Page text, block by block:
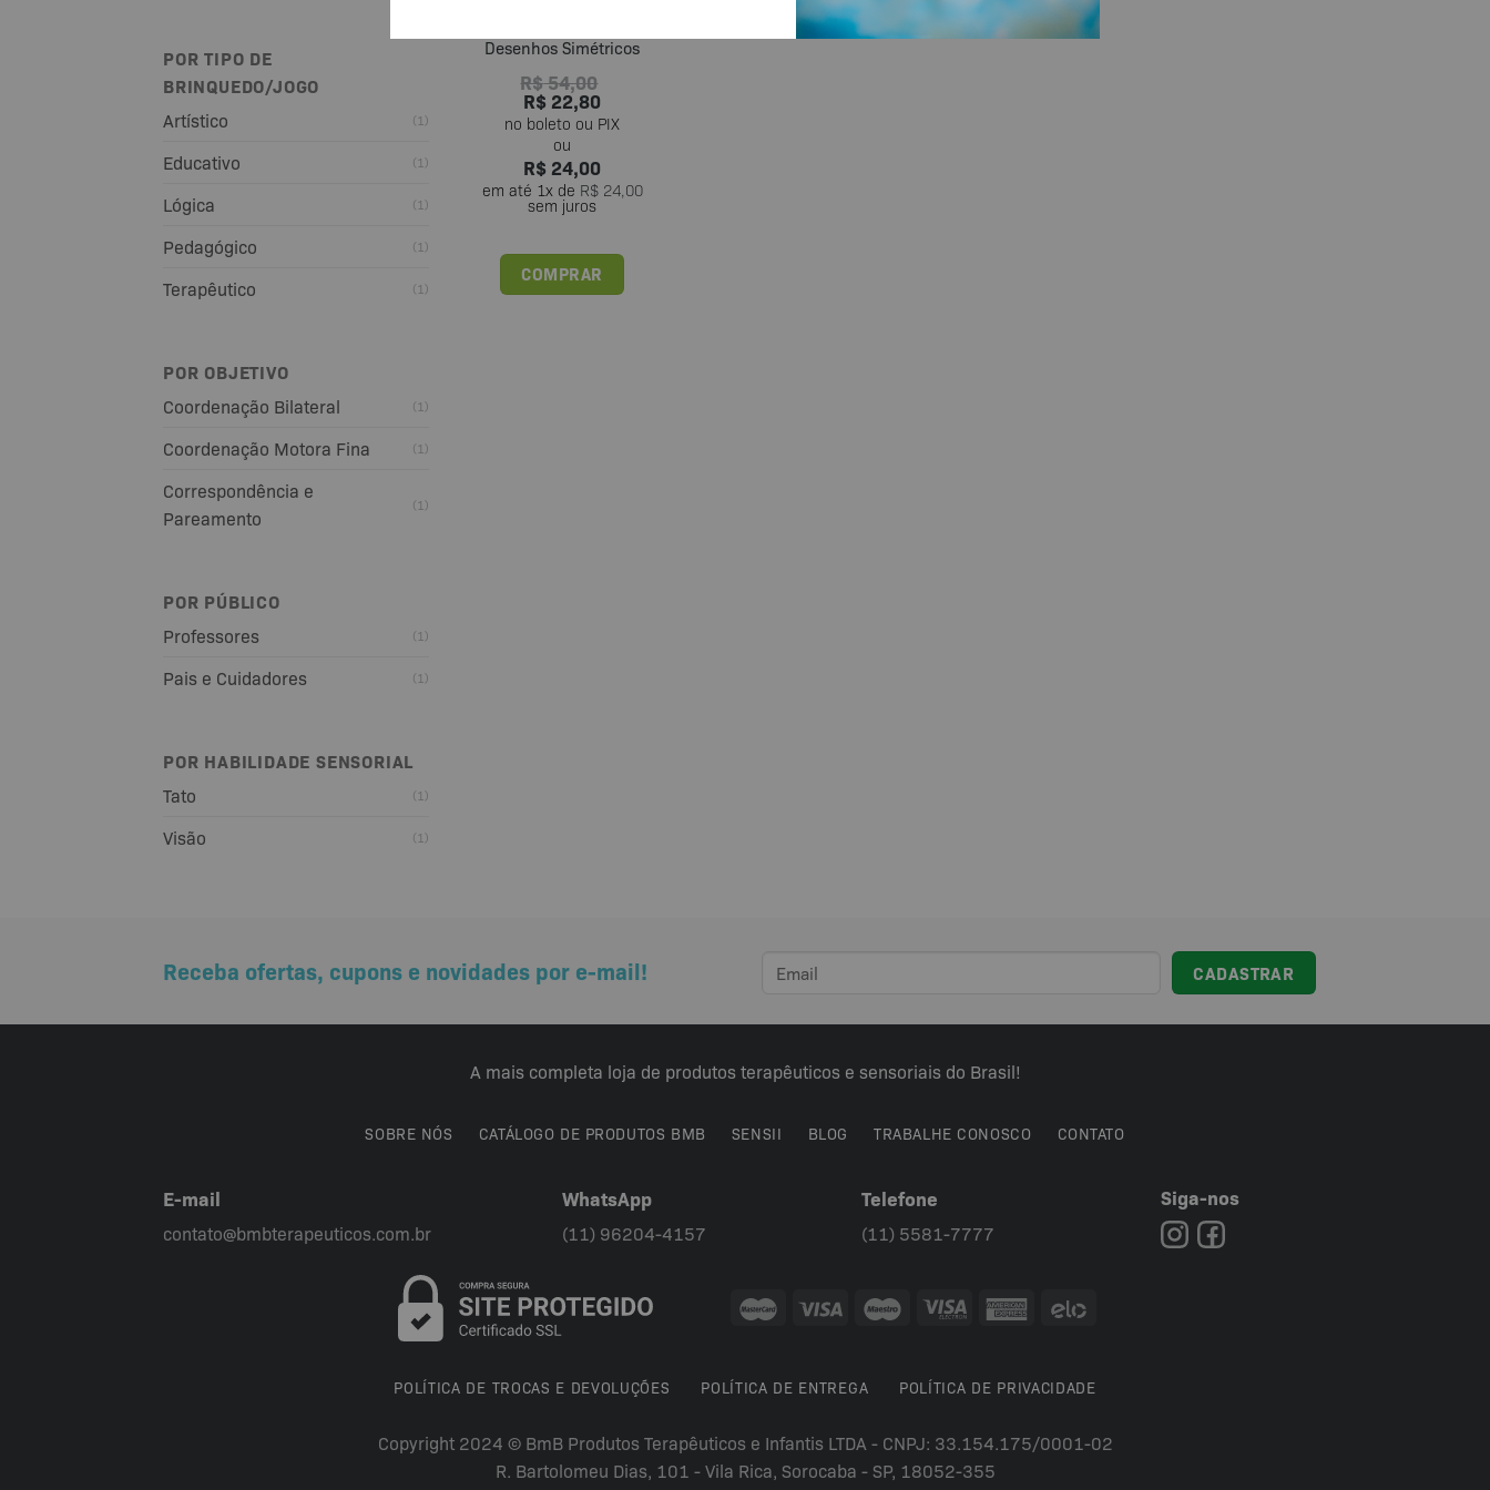
POR TIPO DE
BRINQUEDO/JOGO
Artístico (1)
Educativo (1)
Lógica (1)
Pedagógico (1)
Terapêutico (1)
POR OBJETIVO
Coordenação Bilateral (1)
Coordenação Motora Fina (1)
Correspondência e
Pareamento
(1)
POR PÚBLICO
Professores (1)
Pais e Cuidadores (1)
POR HABILIDADE SENSORIAL
Tato (1)
Visão (1)
Desenhos Simétricos
R$54,00
R$ 22,80
R$ 24,00
em até 1x de R$24,00
sem juros
COMPRAR
Receba ofertas, cupons e novidades por e-mail!
A mais completa loja de produtos terapêuticos e sensoriais do Brasil!
SOBRE NÓS CATÁLOGO DE PRODUTOS BMB SENSII BLOG TRABALHE CONOSCO CONTATO
E-mail
contato@bmbterapeuticos.com.br
WhatsApp
(11) 96204-4157
Telefone
(11) 5581-7777
Siga-nos
POLÍTICA DE TROCAS E DEVOLUÇÕES POLÍTICA DE ENTREGA POLÍTICA DE PRIVACIDADE
Copyright 2024 © BmB Produtos Terapêuticos e Infantis LTDA - CNPJ: 33.154.175/0001-02
R. Bartolomeu Dias, 101 - Vila Rica, Sorocaba - SP, 18052-355